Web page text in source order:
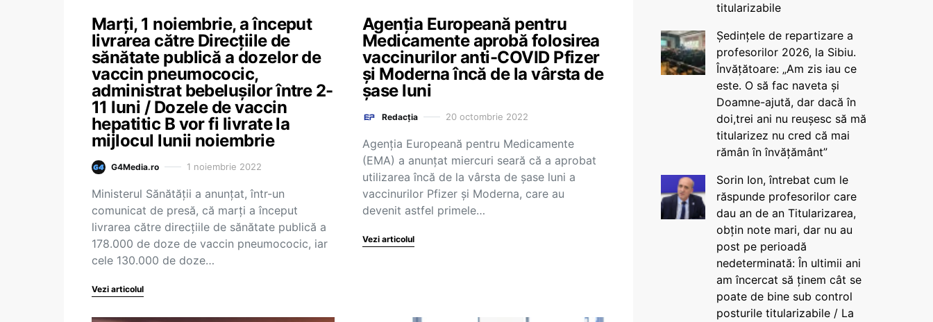
Marți, 1 noiembrie, a început
livrarea către Direcțiile de
sănătate publică a dozelor de
vaccin pneumococic,
administrat bebelușilor între 2-
11 luni / Dozele de vaccin
hepatitic B vor fi livrate la
mijlocul lunii noiembrie
G4Media.ro 1 noiembrie 2022
Ministerul Sănătății a anunțat, într-un
comunicat de presă, că marți a început
livrarea către direcțiile de sănătate publică a
178.000 de doze de vaccin pneumococic, iar
cele 130.000 de doze…
Vezi articolul
Agenţia Europeană pentru
Medicamente aprobă folosirea
vaccinurilor anti-COVID Pfizer
și Moderna încă de la vârsta de
șase luni
Redacția 20 octombrie 2022
Agenţia Europeană pentru Medicamente
(EMA) a anunţat miercuri seară că a aprobat
utilizarea încă de la vârsta de şase luni a
vaccinurilor Pfizer şi Moderna, care au
devenit astfel primele…
Vezi articolul
titularizabile
Ședințele de repartizare a
profesorilor 2026, la Sibiu.
Învățătoare: „Am zis iau ce
este. O să fac naveta și
Doamne-ajută, dar dacă în
doi,trei ani nu reușesc să mă
titularizez nu cred că mai
rămân în învățământ”
Sorin Ion, întrebat cum le
răspunde profesorilor care
dau an de an Titularizarea,
obțin note mari, dar nu au
post pe perioadă
nedeterminată: În ultimii ani
am încercat să ținem cât se
poate de bine sub control
posturile titularizabile / La